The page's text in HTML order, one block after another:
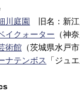
川庭園
旧名：新江
イクォーター （神
術館 （茨城県水戸市
ナテンボス
「ジュ